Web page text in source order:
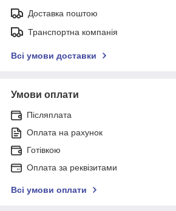
Доставка поштою
Транспортна компанія
Всі умови доставки
Умови оплати
Післяплата
Оплата на рахунок
Готівкою
Оплата за реквізитами
Всі умови оплати